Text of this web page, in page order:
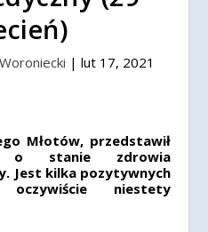
| lut 17, 2021
Młotów, przedstawił
o stanie zdrowia
Jest kilka pozytywnych
niestety